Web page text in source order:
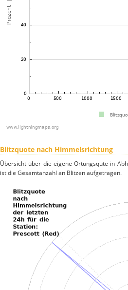
Blitzquote nach Himmelsrichtung
Übersicht über die eigene Ortungsqute in
ist die Gesamtanzahl an Blitzen aufgetragen.